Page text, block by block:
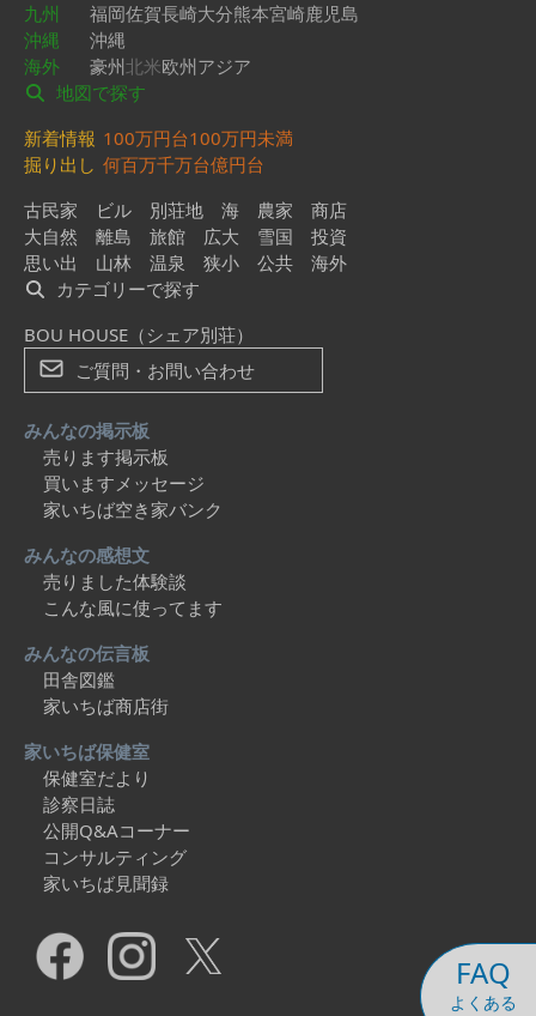
FAQ
よくある
九州
福岡佐賀長崎大分熊本宮崎鹿児島
沖縄
沖縄
海外
豪州北米欧州アジア
地図で探す
新着情報 100万円台100万円未満
掘り出し 何百万千万台億円台
古民家
ビル 別荘地 海 農家
商店
大自然
離島 旅館 広大 雪国
投資
思い出
山林 温泉 狭小 公共
海外
カテゴリーで探す
BOU HOUSE（シェア別荘）
ご質問・お問い合わせ
みんなの掲示板
売ります掲示板
買いますメッセージ
家いちば空き家バンク
みんなの感想文
売りました体験談
こんな風に使ってます
みんなの伝言板
田舎図鑑
家いちば商店街
家いちば保健室
保健室だより
診察日誌
公開Q&Aコーナー
コンサルティング
家いちば見聞録